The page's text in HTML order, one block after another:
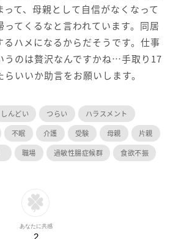
て、母親として自信がなくなって
てくるなと言われています。同居
るハメになるからだそうです。仕事
うのは贅沢なんですかね…手取り17
いいか助言をお願いします。
しんどい つらい
ハラスメント
不眠 介護 受験 母親
片親
職場 過敏性腸症候群 食欲不振
あなたに共感
2